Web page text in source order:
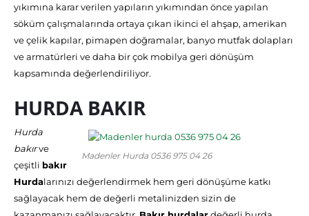
yıkımına karar verilen yapıların yıkımından önce yapılan
söküm çalışmalarında ortaya çıkan ikinci el ahşap, amerikan
ve çelik kapılar, pimapen doğramalar, banyo mutfak dolapları
ve armatürleri ve daha bir çok mobilya geri dönüşüm
kapsamında değerlendiriliyor.
HURDA BAKIR
Madenler Hurda 0536 975 04 26
Hurda
bakırve
çeşitli bakır
Hurdalarınızı değerlendirmek hem geri dönüşüme katkı
sağlayacak hem de değerli metalinizden sizin de